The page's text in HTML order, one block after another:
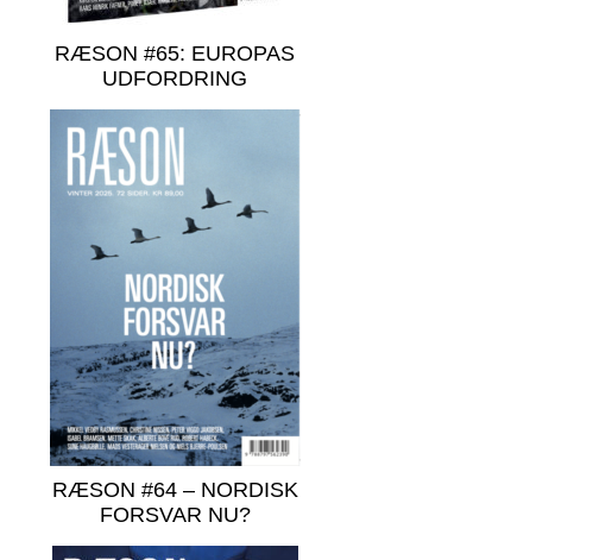
RÆSON #65: EUROPAS
UDFORDRING
RÆSON #64 – NORDISK
FORSVAR NU?